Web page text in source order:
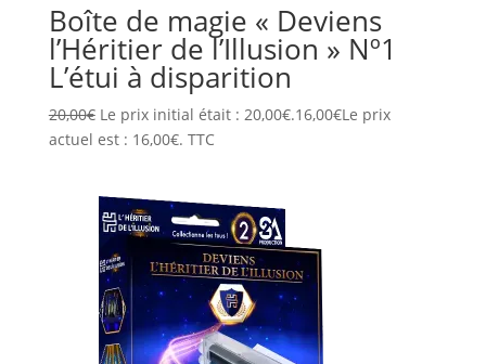
Boîte de magie « Deviens
l’Héritier de l’Illusion » Nº1
L’étui à disparition
20,00€ Le prix initial était : 20,00€.16,00€Le prix
actuel est : 16,00€. TTC